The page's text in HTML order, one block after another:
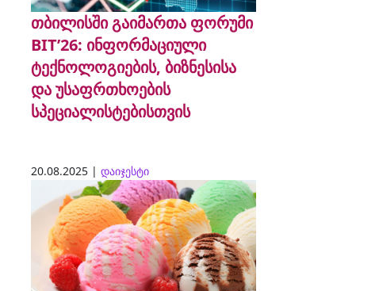
თბილისში გაიმართა ფორუმი
BIT’26: ინფორმაციული
ტექნოლოგიების, ბიზნესისა
და უსაფრთხოების
სპეციალისტებისთვის
20.08.2025 | დაიჯესტი